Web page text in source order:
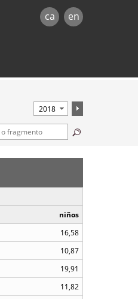
ca en
niños
16,58
10,87
19,91
11,82